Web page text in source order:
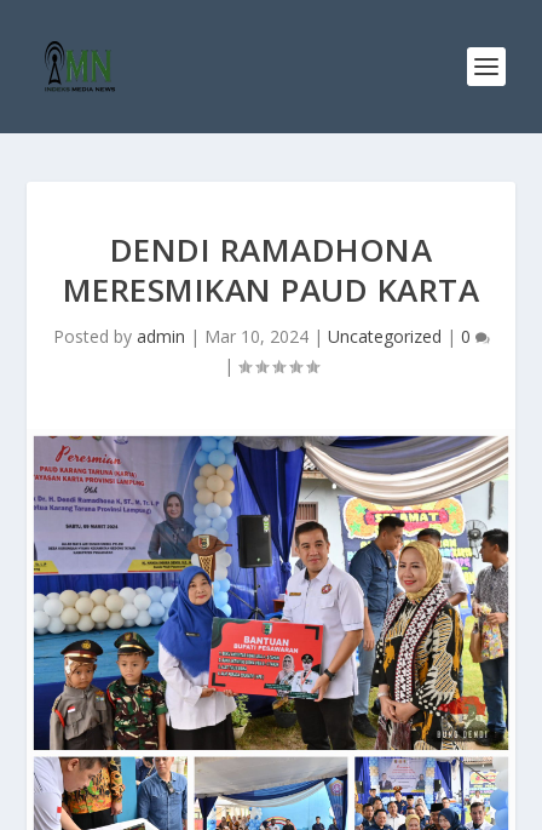
DENDI RAMADHONA
MERESMIKAN PAUD KARTA
Posted by admin | Mar 10, 2024| Uncategorized | 0
|